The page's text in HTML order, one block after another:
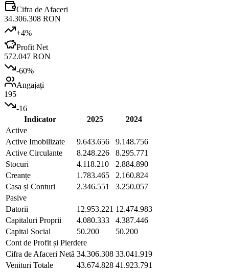
Cifra de Afaceri
34.306.308 RON
+4%
Profit Net
572.047 RON
-60%
Angajați
195
-16
Indicator
2025
2024
Active
Active Imobilizate
9.643.656
9.148.756
Active Circulante
8.248.226
8.295.771
Stocuri
4.118.210
2.884.890
Creanțe
1.783.465
2.160.824
Casa și Conturi
2.346.551
3.250.057
Pasive
Datorii
12.953.221 12.474.983
Capitaluri Proprii
4.080.333
4.387.446
Capital Social
50.200
50.200
Cont de Profit și Pierdere
Cifra de Afaceri Netă 34.306.308 33.041.919
Venituri Totale
43.674.828 41.923.791